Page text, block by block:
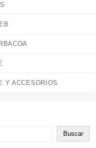
Y ACCESORIOS
Buscar